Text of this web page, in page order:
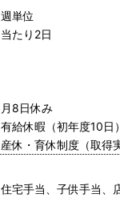
週単位
当たり2日
月8日休み
有給休暇（初年度10日）
産休・育休制度（取得
住宅手当、子供手当